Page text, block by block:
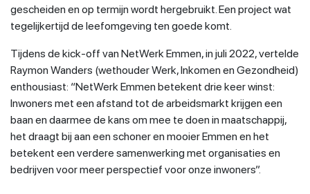
gescheiden en op termijn wordt hergebruikt. Een project wat
tegelijkertijd de leefomgeving ten goede komt.
Tijdens de kick-off van NetWerk Emmen, in juli 2022, vertelde
Raymon Wanders (wethouder Werk, Inkomen en Gezondheid)
enthousiast: “NetWerk Emmen betekent drie keer winst:
Inwoners met een afstand tot de arbeidsmarkt krijgen een
baan en daarmee de kans om mee te doen in maatschappij,
het draagt bij aan een schoner en mooier Emmen en het
betekent een verdere samenwerking met organisaties en
bedrijven voor meer perspectief voor onze inwoners”.